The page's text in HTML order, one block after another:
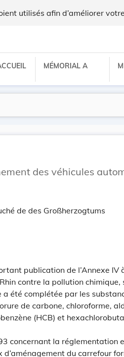
utilisés afin d’améliorer
MÉMORIAL A
des véhicules
de des Großherzogtums
publication de l’Annexe IV
contre la pollution chimique,
a été complétée par les
de carbone, chloroforme,
(HCB) et
concernant la réglementation
du carrefour